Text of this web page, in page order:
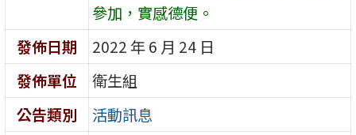
參加，實感德便。
發佈日期
2022 年 6 月 24 日
發佈單位
衛生組
公告類別
活動訊息